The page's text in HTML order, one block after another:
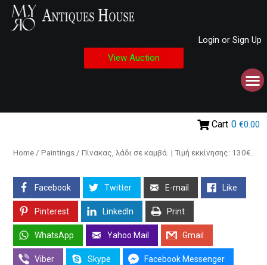
Login or Sign Up
View Auction
Cart 0 €0.00
Home / Paintings / Πίνακας, λάδι σε καμβά. | Τιμή εκκίνησης: 130€.
Facebook Twitter E-mail Like
Pinterest LinkedIn Print
WhatsApp Yahoo Mail Gmail
Viber Skype Facebook Messenger